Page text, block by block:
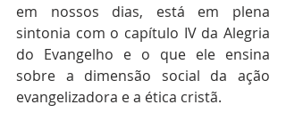
em nossos dias, está em plena
sintonia com o capítulo IV da Alegria
do Evangelho e o que ele ensina
sobre a dimensão social da ação
evangelizadora e a ética cristã.